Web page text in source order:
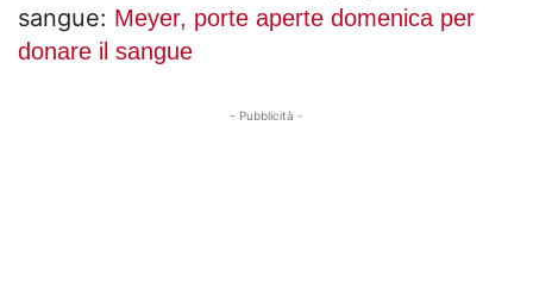
sangue: Meyer, porte aperte domenica per
donare il sangue
- Pubblicità -